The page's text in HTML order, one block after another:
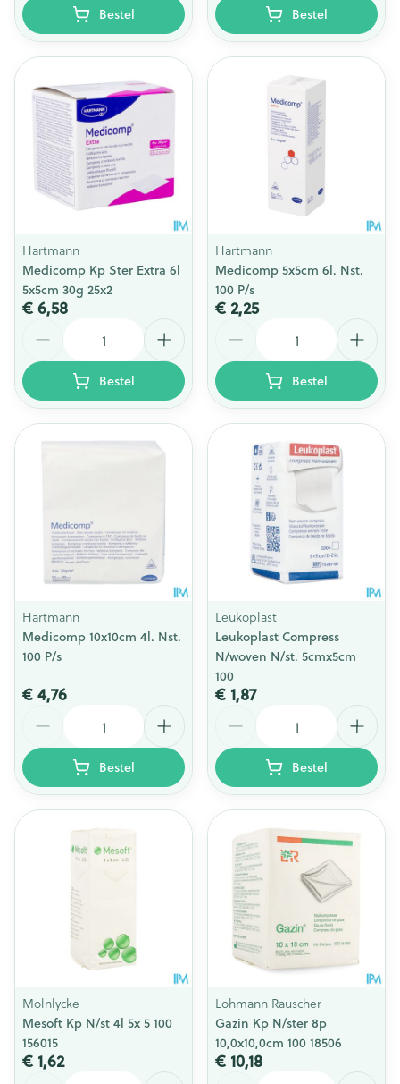
Bestel Bestel
Hartmann
Medicomp Kp Ster Extra 6l
5x5cm 30g 25x2
€ 6,58
Bestel
Hartmann
Medicomp 5x5cm 6l. Nst.
100 P/s
€ 2,25
Bestel
Hartmann
Medicomp 10x10cm 4l. Nst.
100 P/s
€ 4,76
Bestel
Leukoplast
Leukoplast Compress
N/woven N/st. 5cmx5cm
100
€ 1,87
Bestel
Molnlycke
Mesoft Kp N/st 4l 5x 5 100
156015
€ 1,62
Lohmann Rauscher
Gazin Kp N/ster 8p
10,0x10,0cm 100 18506
€ 10,18